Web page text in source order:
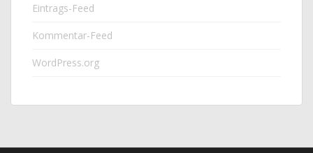
Eintrags-Feed
Kommentar-Feed
WordPress.org